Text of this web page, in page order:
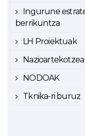
Ingurune
berrikuntza
LH Proiektuak
Nazioartekotzea
NODOAK
Tknika-ri buruz